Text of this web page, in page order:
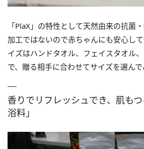
「PlaX」の特性として天然由来の抗菌
加工ではないので赤ちゃんにも安心し
イズはハンドタオル、フェイスタオル
で、贈る相手に合わせてサイズを選んで
香りでリフレッシュでき、肌も
浴料」